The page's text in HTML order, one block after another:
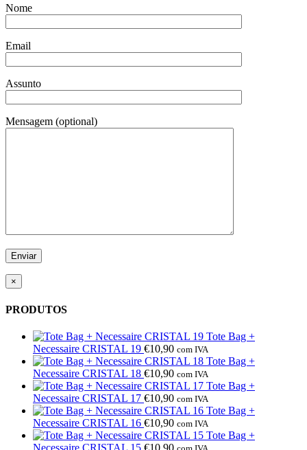
Nome
Email
Assunto
Mensagem (optional)
×
PRODUTOS
Tote Bag +
Necessaire CRISTAL 19 €10,90 com IVA
Tote Bag +
Necessaire CRISTAL 18 €10,90 com IVA
Tote Bag +
Necessaire CRISTAL 17 €10,90 com IVA
Tote Bag +
Necessaire CRISTAL 16 €10,90 com IVA
Tote Bag +
Necessaire CRISTAL 15 €10,90